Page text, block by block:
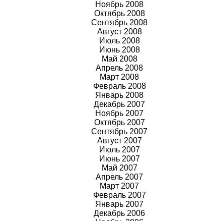
Ноябрь 2008
Октябрь 2008
Сентябрь 2008
Август 2008
Июль 2008
Июнь 2008
Май 2008
Апрель 2008
Март 2008
Февраль 2008
Январь 2008
Декабрь 2007
Ноябрь 2007
Октябрь 2007
Сентябрь 2007
Август 2007
Июль 2007
Июнь 2007
Май 2007
Апрель 2007
Март 2007
Февраль 2007
Январь 2007
Декабрь 2006